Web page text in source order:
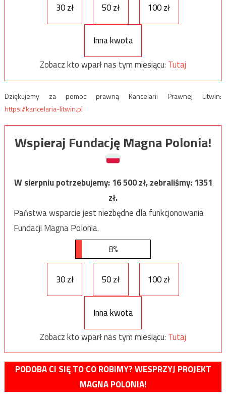
30 zł
50 zł 100 zł
Inna kwota
Zobacz kto wparł nas tym miesiącu: Tutaj
Dziękujemy za pomoc prawną Kancelarii Prawnej Litwin:
https://kancelaria-litwin.pl
Wspieraj Fundację Magna Polonia!
W sierpniu potrzebujemy:16 500zł, zebraliśmy:1351
zł.
Państwa wsparcie jest niezbędne dla funkcjonowania
Fundacji Magna Polonia.
8%
30 zł 50 zł 100 zł
Inna kwota
Zobacz kto wparł nas tym miesiącu: Tutaj
PODOBA CI SIĘ TO CO ROBIMY? WESPRZYJ PROJEKT
MAGNA POLONIA!